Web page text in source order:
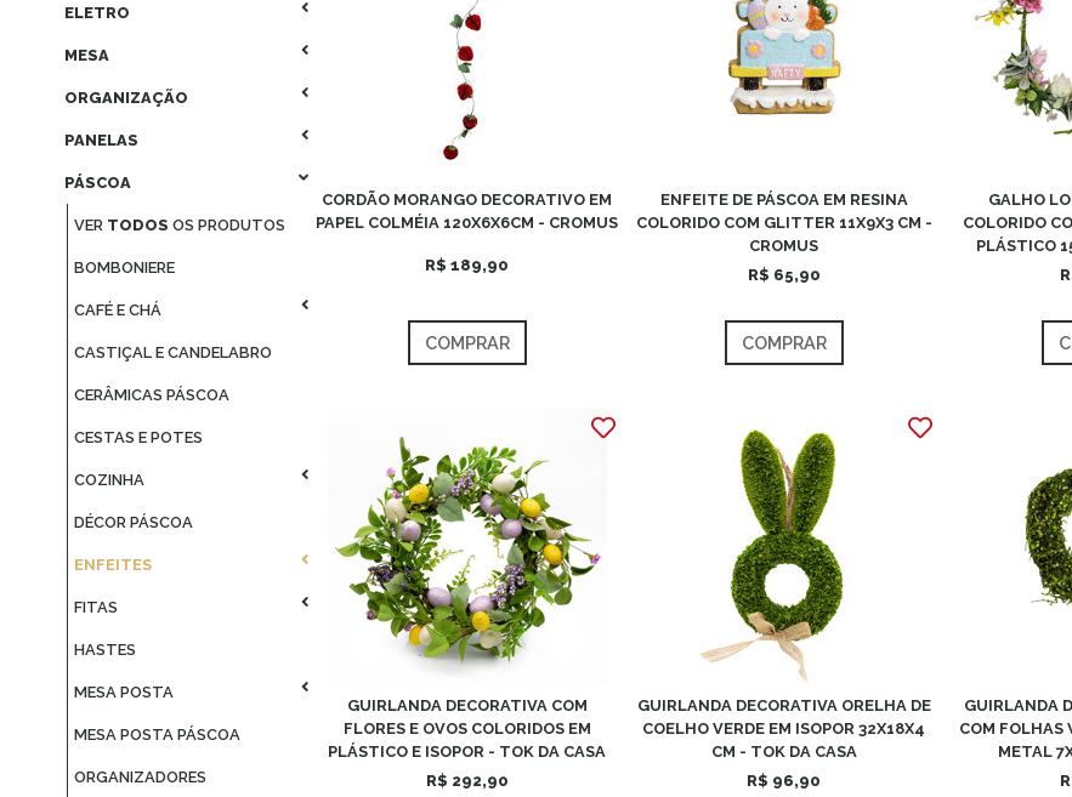
ELETRO
MESA
ORGANIZAÇÃO
PANELAS
PÁSCOA
VER TODOS OS PRODUTOS
BOMBONIERE
CAFÉ E CHÁ
CASTIÇAL E CANDELABRO
CERÂMICAS PÁSCOA
CESTAS E POTES
COZINHA
DÉCOR PÁSCOA
ENFEITES
FITAS
HASTES
MESA POSTA
MESA POSTA PÁSCOA
ORGANIZADORES
CORDÃO MORANGO DECORATIVO EM
PAPEL COLMÉIA 120X6X6CM - CROMUS
R$ 189,90
COMPRAR
ENFEITE DE PÁSCOA EM RESINA
COLORIDO COM GLITTER 11X9X3 CM -
CROMUS
R$ 65,90
COMPRAR
GALHO
COLORIDO
PLÁSTICO
GUIRLANDA DECORATIVA COM
FLORES E OVOS COLORIDOS EM
PLÁSTICO E ISOPOR - TOK DA CASA
R$ 292,90
GUIRLANDA DECORATIVA ORELHA DE
COELHO VERDE EM ISOPOR 32X18X4
CM - TOK DA CASA
R$ 96,90
GUIRLANDA
COM FOLHAS
METAL